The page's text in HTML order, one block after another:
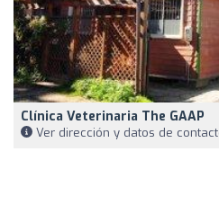
Clínica Veterinaria The GAAP
Ver dirección y datos de